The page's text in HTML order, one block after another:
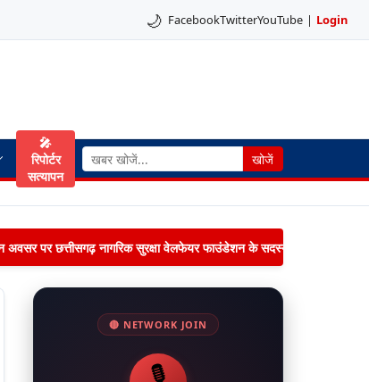
🌙 FacebookTwitterYouTube | Login
🎤
रिपोर्टर
सत्यापन
खोजें
अवसर पर छत्तीसगढ़ नागरिक सुरक्षा वेलफेयर फाउंडेशन के सदस्यों द्वारा जनपद
🔴 NETWORK JOIN